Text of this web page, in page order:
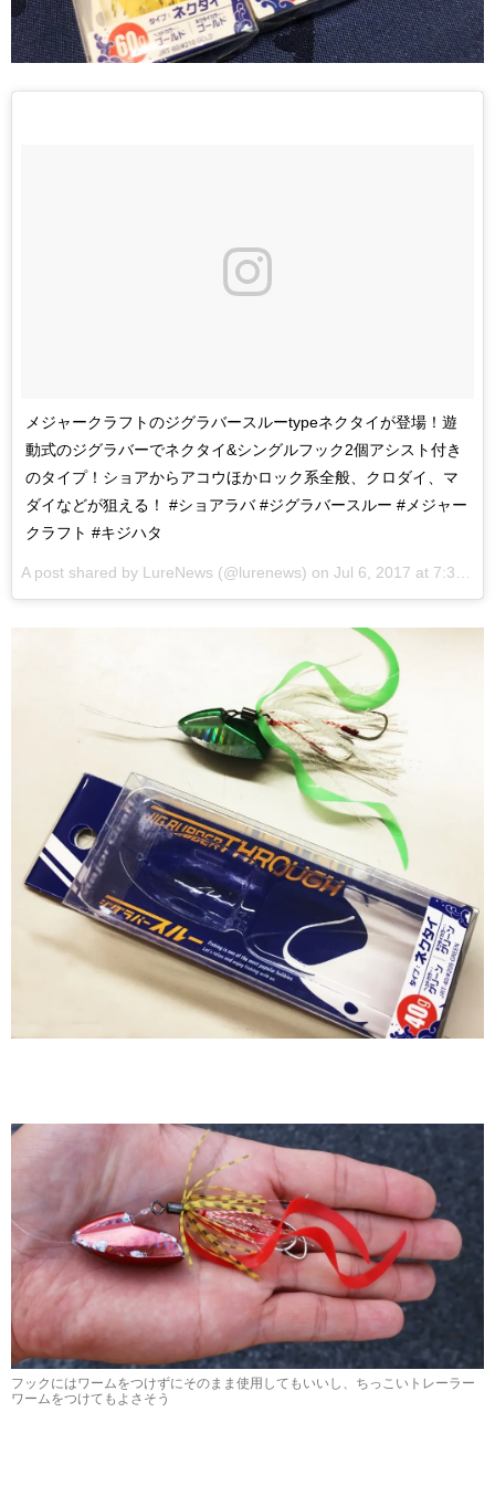
メジャークラフトのジグラバースルーtypeネクタイが登場！遊
動式のジグラバーでネクタイ&シングルフック2個アシスト付き
のタイプ！ショアからアコウほかロック系全般、クロダイ、マ
ダイなどが狙える！ #ショアラバ #ジグラバースルー #メジャー
クラフト #キジハタ
A post shared by LureNews (@lurenews) on Jul 6, 2017 at 7:31pm PDT
フックにはワームをつけずにそのまま使用してもいいし、ちっこいトレーラー
ワームをつけてもよさそう